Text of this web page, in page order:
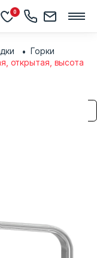
0
Горки
открытая, высота